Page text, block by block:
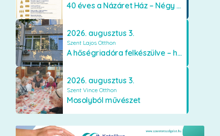
40 éves a Názáret Ház – Négy évtized szeretetben és gondoskodásban
2026. augusztus 3.
Szent Lajos Otthon
A hőségriadóra felkészülve – hűsítő fejlesztések a Szent Lajos Otthonban
2026. augusztus 3.
Szent Vince Otthon
Mosolyból művészet